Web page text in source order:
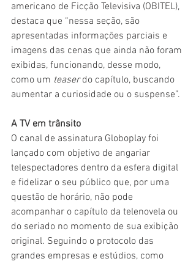
americano de Ficção Televisiva (OBITEL),
destaca que “nessa seção, são
apresentadas informações parciais e
imagens das cenas que ainda não foram
exibidas, funcionando, desse modo,
como um teaser do capítulo, buscando
aumentar a curiosidade ou o suspense”.
A TV em trânsito
O canal de assinatura Globoplay foi
lançado com objetivo de angariar
telespectadores dentro da esfera digital
e fidelizar o seu público que, por uma
questão de horário, não pode
acompanhar o capítulo da telenovela ou
do seriado no momento de sua exibição
original. Seguindo o protocolo das
grandes empresas e estúdios, como